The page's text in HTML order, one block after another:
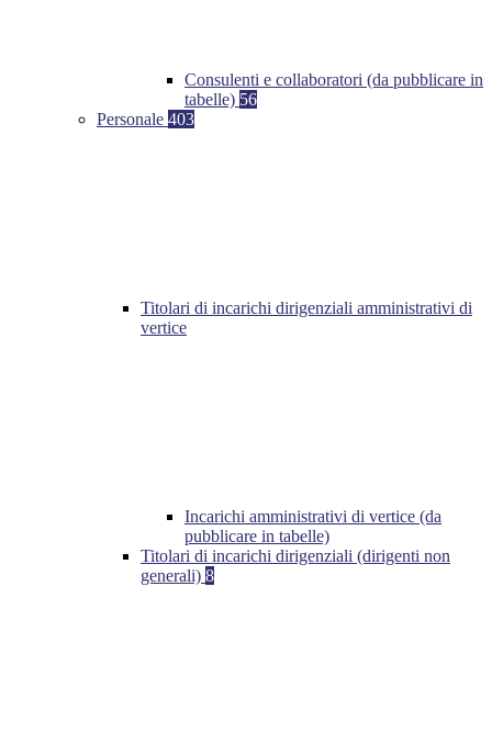
Consulenti e collaboratori (da pubblicare in
tabelle) 56
Personale 403
Titolari di incarichi dirigenziali amministrativi di
vertice
Incarichi amministrativi di vertice (da
pubblicare in tabelle)
Titolari di incarichi dirigenziali (dirigenti non
generali) 8